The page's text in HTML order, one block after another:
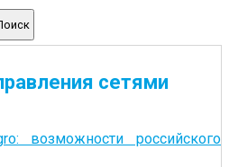
сетями
возможности российского